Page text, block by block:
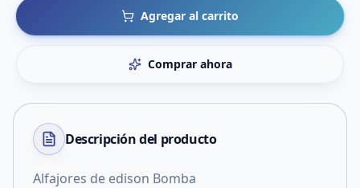
Agregar al carrito
Comprar ahora
Descripción del producto
Alfajores de edison Bomba